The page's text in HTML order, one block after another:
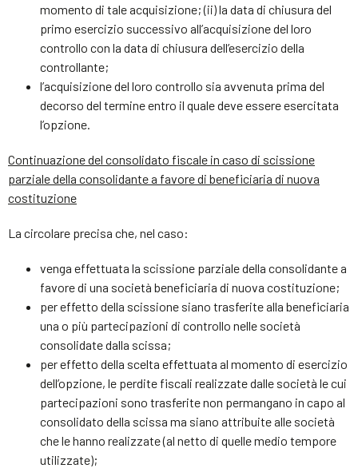
momento di tale acquisizione; (ii) la data di chiusura del
primo esercizio successivo all’acquisizione del loro
controllo con la data di chiusura dell’esercizio della
controllante;
l’acquisizione del loro controllo sia avvenuta prima del
decorso del termine entro il quale deve essere esercitata
l’opzione.
Continuazione del consolidato fiscale in caso di scissione
parziale della consolidante a favore di beneficiaria di nuova
costituzione
La circolare precisa che, nel caso:
venga effettuata la scissione parziale della consolidante a
favore di una società beneficiaria di nuova costituzione;
per effetto della scissione siano trasferite alla beneficiaria
una o più partecipazioni di controllo nelle società
consolidate dalla scissa;
per effetto della scelta effettuata al momento di esercizio
dell’opzione, le perdite fiscali realizzate dalle società le cui
partecipazioni sono trasferite non permangano in capo al
consolidato della scissa ma siano attribuite alle società
che le hanno realizzate (al netto di quelle medio tempore
utilizzate);